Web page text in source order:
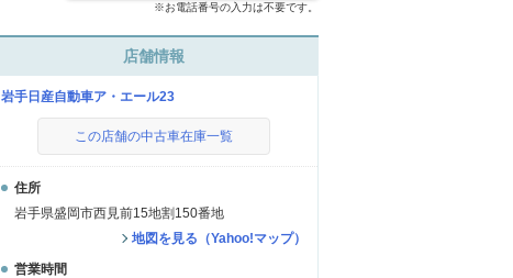
※お電話番号の入力は不要です。
店舗情報
岩手日産自動車ア・エール23
この店舗の中古車在庫一覧
住所
岩手県盛岡市西見前15地割150番地
地図を見る（Yahoo!マップ）
営業時間